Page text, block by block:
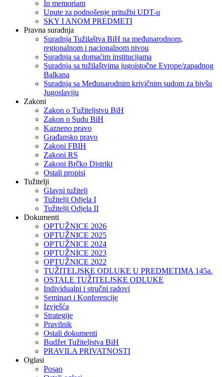
In memoriam
Upute za podnošenje pritužbi UDT-u
SKY I ANOM PREDMETI
Pravna suradnja
Suradnja Tužilaštva BiH na međunarodnom,
regionalnom i nacionalnom nivou
Suradnja sa domaćim institucijama
Suradnja sa tužilaštvima jugoistočne Evrope/zapadnog
Balkana
Suradnja sa Međunarodnim krivičnim sudom za bivšu
Jugoslaviju
Zakoni
Zakon o Тužiteljstvu BiH
Zakon o Sudu BiH
Kazneno pravo
Građansko pravo
Zakoni FBIH
Zakoni RS
Zakoni Brčko Distrikt
Ostali propisi
Tužitelji
Glavni tužitelj
Tužitelji Odjela I
Tužitelji Odjela II
Dokumenti
OPTUŽNICE 2026
OPTUŽNICE 2025
OPTUŽNICE 2024
OPTUŽNICE 2023
OPTUŽNICE 2022
TUŽITELJSKE ODLUKE U PREDMETIMA 145a.
OSTALE TUŽITELJSKE ODLUKE
Individualni i stručni radovi
Seminari i Konferencije
Izvješća
Strategije
Pravilnik
Ostali dokumenti
Budžet Tužiteljstva BiH
PRAVILA PRIVATNOSTI
Oglasi
Posao